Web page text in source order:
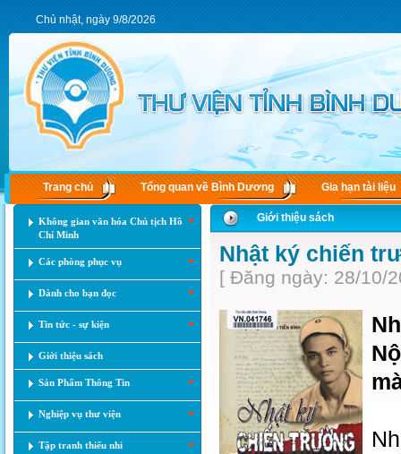
Chủ nhật, ngày 9/8/2026
Trang chủ Tổng quan về Bình Dương Gia hạn tài liệu
Không gian văn hóa Chủ tịch Hồ
Chí Minh
Các phòng phục vụ
Dành cho bạn đọc
Tin tức - sự kiện
Giới thiệu sách
Sản Phẩm Thông Tin
Nghiệp vụ thư viện
Tập tranh thiếu nhi
Giới thiệu sách
Nhật ký chiến
[ Đăng ngày: 28/10/